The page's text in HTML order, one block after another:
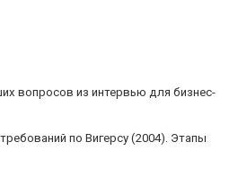
вопросов из интервью для бизнес-
по Вигерсу (2004). Этапы